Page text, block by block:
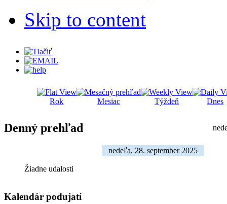
Skip to content
Rok Mesiac Týždeň Dnes
Denný prehľad
nedeľa, 28. september 2025
Žiadne udalosti
Kalendár podujatí